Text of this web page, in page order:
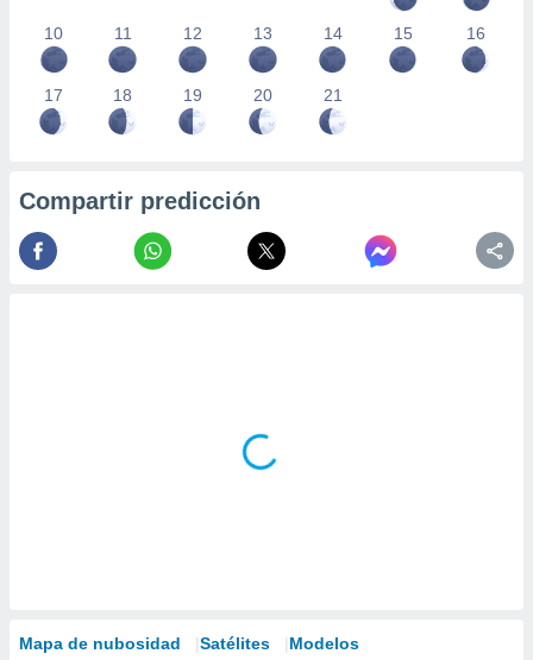
10 11 12 13 14 15 16
17 18 19 20 21
Compartir predicción
Mapa de nubosidad Satélites Modelos